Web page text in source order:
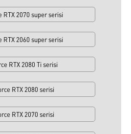
RTX 2070 super serisi
RTX 2060 super serisi
RTX 2080 Ti serisi
RTX 2080 serisi
RTX 2070 serisi